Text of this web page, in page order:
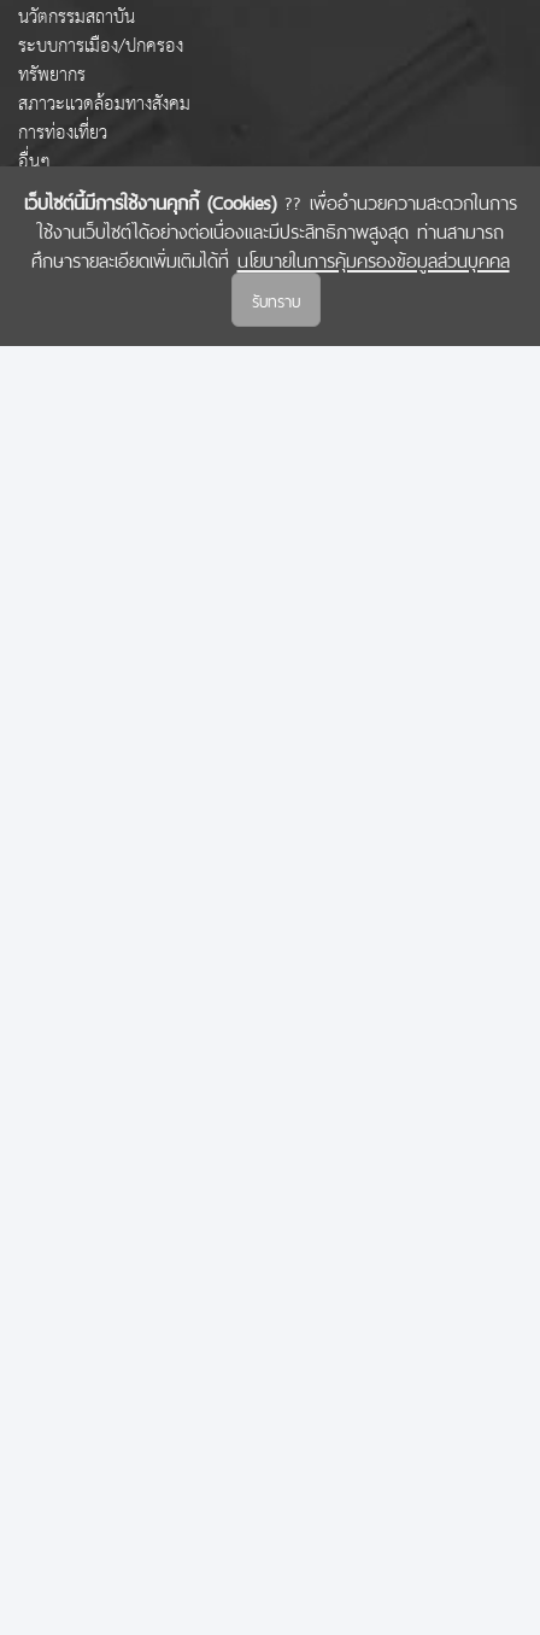
เว็บไซต์นี้มีการใช้งานคุกกี้ (Cookies)?? เพื่ออำนวยความสะดวกในการ
ใช้งานเว็บไซต์ได้อย่างต่อเนื่องและมีประสิทธิภาพสูงสุด ท่านสามารถ
ศึกษารายละเอียดเพิ่มเติมได้ที่ นโยบายในการคุ้มครองข้อมูลส่วนบุคคล
รับทราบ
นวัตกรรมสถาบัน
ระบบการเมือง/ปกครอง
ทรัพยากร
สภาวะแวดล้อมทางสังคม
การท่องเที่ยว
อื่นๆ
COPYRIGHT © 2022 สำนักงานคณะกรรมการส่งเสริมวิทยาศาสตร์ วิจัยและนวัตกรรม
(สกสว.)
นโยบายในการคุ้มครองข้อมูลส่วนบุคคล